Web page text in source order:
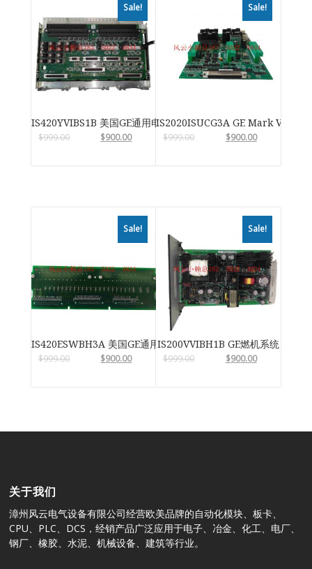
Sale!
IS420YVIBS1B 美国GE通用电气
$999.00 $900.00
Sale!
IS2020ISUCG3A GE Mark VIe
$999.00 $900.00
Sale!
IS420ESWBH3A 美国GE通用电气
$999.00 $900.00
Sale!
IS200VVIBH1B GE燃机系统
$999.00 $900.00
关于我们
漳州风云电气设备有限公司经营欧美品牌的自动化模块、板卡、
CPU、PLC、DCS，经销产品广泛应用于电子、冶金、化工、电厂、
钢厂、橡胶、水泥、机械设备、建筑等行业。